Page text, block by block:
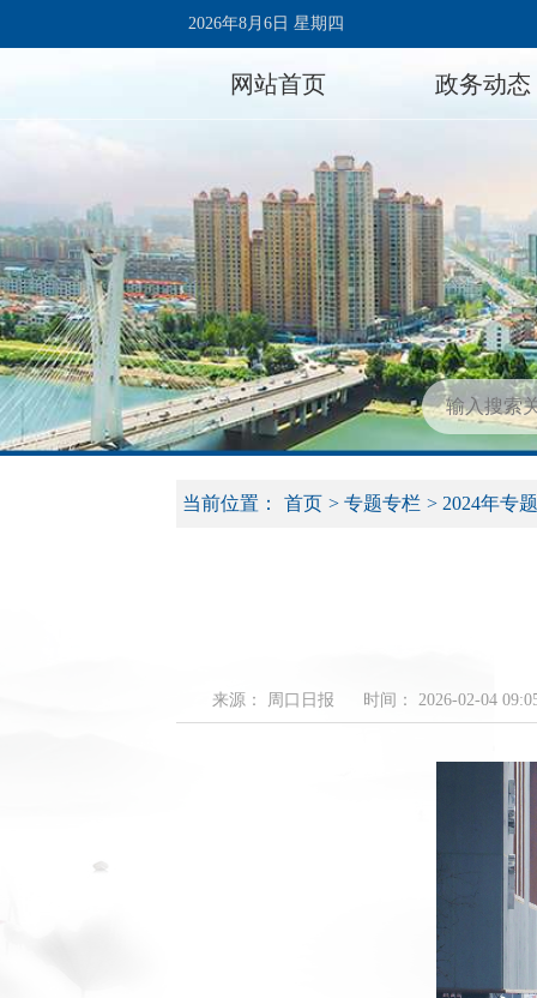
2026年8月6日 星期四
网站首页 政务动态
当前位置： 首页 > 专题专栏 > 2024年专
来源： 周口日报 时间： 2026-02-04